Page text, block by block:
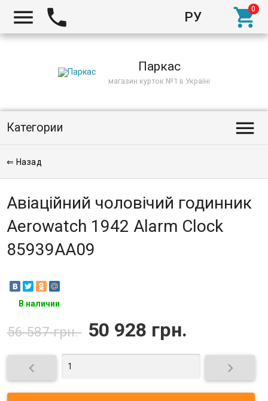
РУ
  
Паркас
магазин курток №1 в Україні
Категории 
⇐ Назад
Авіаційний чоловічий годинник
Aerowatch 1942 Alarm Clock
85939AA09
В наличии
56 587 грн. 50 928 грн.
 